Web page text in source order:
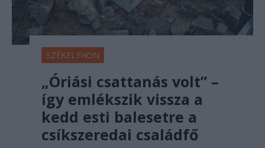
SZÉKELYHON
„Óriási csattanás volt” –
így emlékszik vissza a
kedd esti balesetre a
csíkszeredai családfő